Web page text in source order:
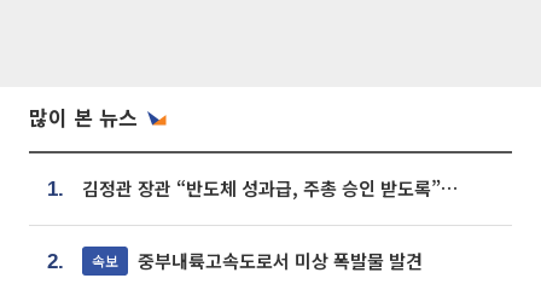
많이 본 뉴스
1. 김정관 장관 “반도체 성과급, 주총 승인 받도록”…상법·자본시장법 개정 시사
2. 속보 중부내륙고속도로서 미상 폭발물 발견